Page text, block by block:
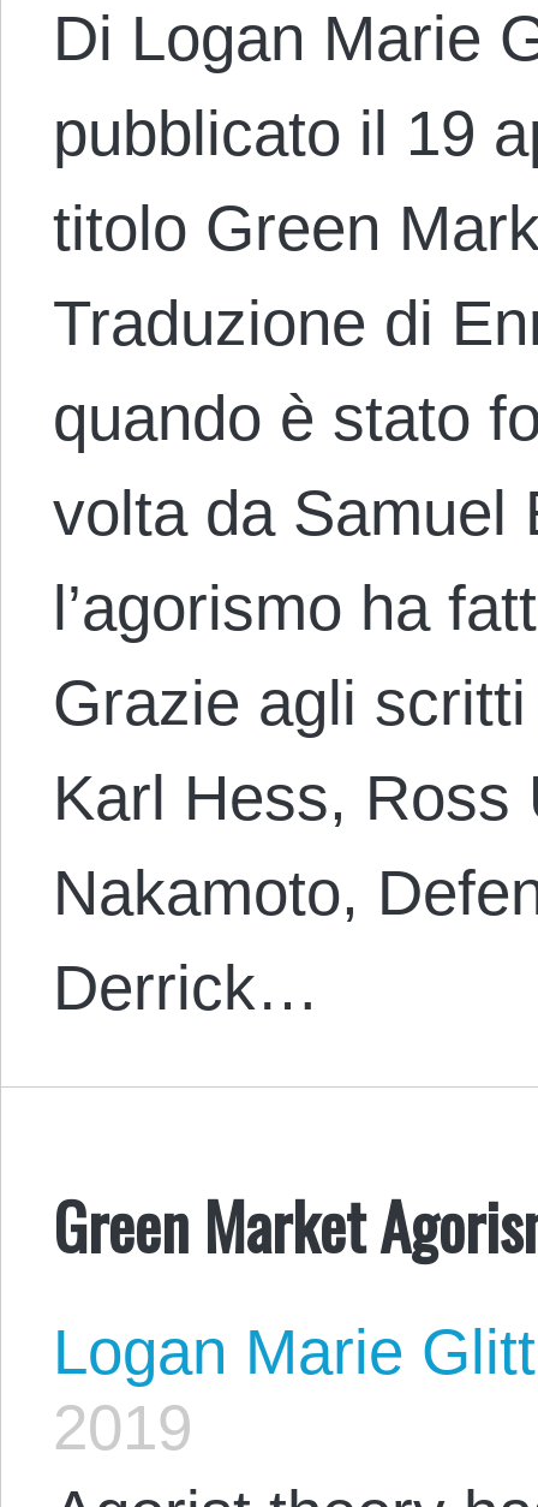
Di Logan Marie
pubblicato il 19
titolo Green
Traduzione di
quando è stato
volta da Samuel
l’agorismo ha
Grazie agli
Karl Hess, Ross
Nakamoto,
Derrick…
Green Market
Logan Marie
2019